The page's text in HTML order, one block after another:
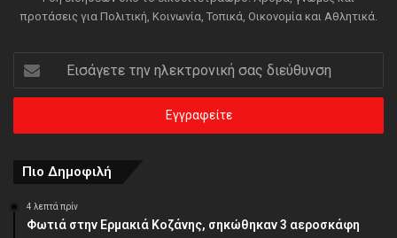
προτάσεις για Πολιτική, Κοινωνία, Τοπικά, Οικονομία και Αθλητικά.
την
ηλεκτρονική
διεύθυνση
Πιο Δημοφιλή
4 λεπτά πρίν
Φωτιά στην Ερμακιά Κοζάνης, σηκώθηκαν 3 αεροσκάφη